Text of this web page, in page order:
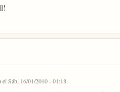
elSáb, 16/01/2010 - 01:18.